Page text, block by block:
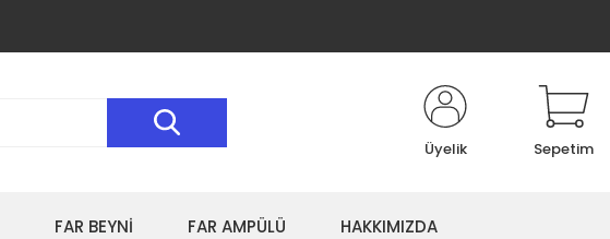
Üyelik Sepetim
FAR BEYNİ FAR AMPÜLÜ HAKKIMIZDA